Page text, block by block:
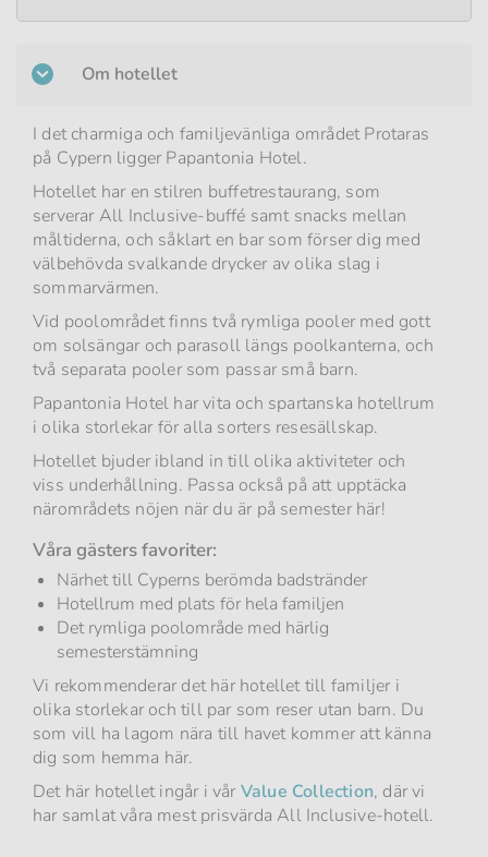
Om hotellet
I det charmiga och familjevänliga området Protaras
på Cypern ligger Papantonia Hotel.
Hotellet har en stilren buffetrestaurang, som
serverar All Inclusive-buffé samt snacks mellan
måltiderna, och såklart en bar som förser dig med
välbehövda svalkande drycker av olika slag i
sommarvärmen.
Vid poolområdet finns två rymliga pooler med gott
om solsängar och parasoll längs poolkanterna, och
två separata pooler som passar små barn.
Papantonia Hotel har vita och spartanska hotellrum
i olika storlekar för alla sorters resesällskap.
Hotellet bjuder ibland in till olika aktiviteter och
viss underhållning. Passa också på att upptäcka
närområdets nöjen när du är på semester här!
Våra gästers favoriter:
Närhet till Cyperns berömda badstränder
Hotellrum med plats för hela familjen
Det rymliga poolområde med härlig
semesterstämning
Vi rekommenderar det här hotellet till familjer i
olika storlekar och till par som reser utan barn. Du
som vill ha lagom nära till havet kommer att känna
dig som hemma här.
Det här hotellet ingår i vår Value Collection, där vi
har samlat våra mest prisvärda All Inclusive-hotell.